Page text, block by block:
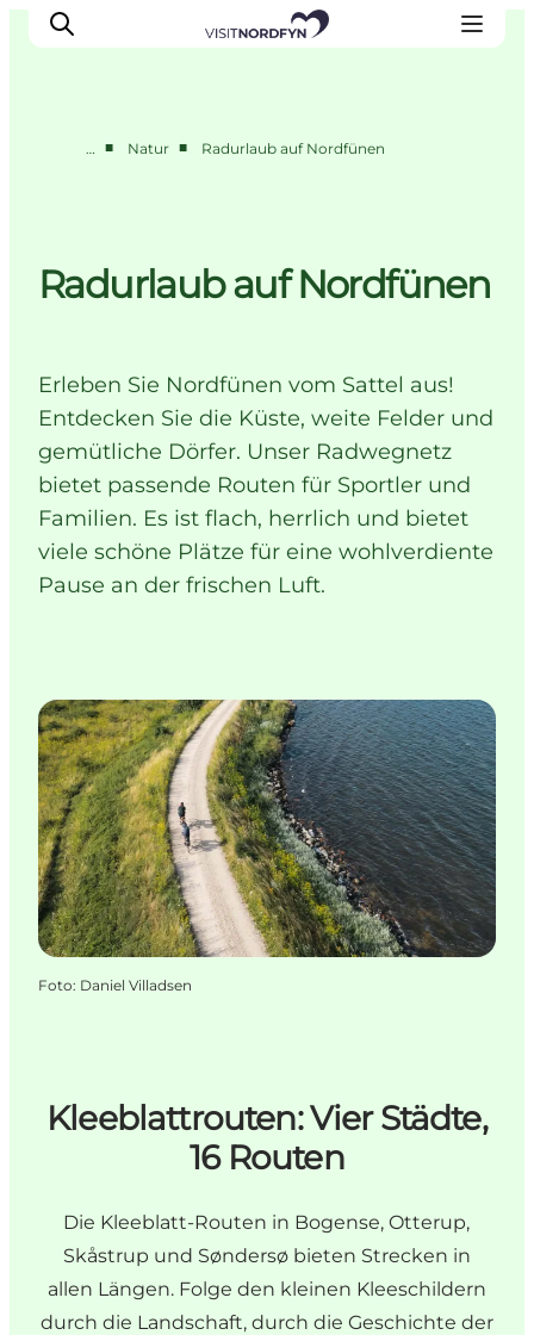
Essen und Trinken
Unterkünfte
Für Kinder
… ■ Natur ■ Radurlaub auf Nordfünen
Radurlaub auf Nordfünen
Erleben Sie Nordfünen vom Sattel aus!
Entdecken Sie die Küste, weite Felder und
gemütliche Dörfer. Unser Radwegnetz
bietet passende Routen für Sportler und
Familien. Es ist flach, herrlich und bietet
viele schöne Plätze für eine wohlverdiente
Pause an der frischen Luft.
Foto: Daniel Villadsen
Kleeblattrouten: Vier Städte,
16 Routen
Die Kleeblatt-Routen in Bogense, Otterup,
Skåstrup und Søndersø bieten Strecken in
allen Längen. Folge den kleinen Kleeschildern
durch die Landschaft, durch die Geschichte der